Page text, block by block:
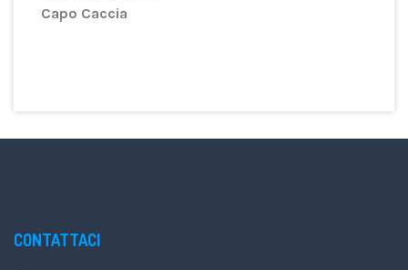
Capo Caccia
CONTATTACI